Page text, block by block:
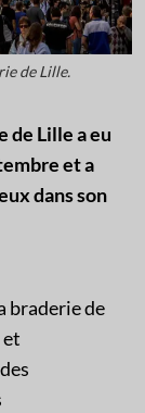
de Lille.
de Lille a eu
et a
dans son
braderie de